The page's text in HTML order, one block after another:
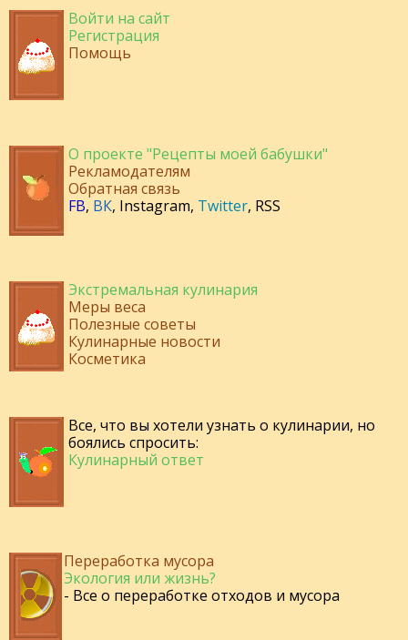
Войти на сайт
Регистрация
Помощь
О проекте "Рецепты моей бабушки"
Рекламодателям
Обратная связь
FB, ВК, Instagram, Twitter, RSS
Экстремальная кулинария
Меры веса
Полезные советы
Кулинарные новости
Косметика
Все, что вы хотели узнать о кулинарии, но
боялись спросить:
Кулинарный ответ
Переработка мусора
Экология или жизнь?
- Все о переработке отходов и мусора